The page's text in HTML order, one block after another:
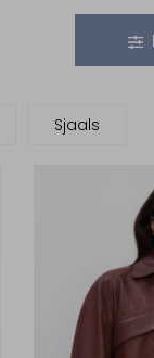
Sjaals